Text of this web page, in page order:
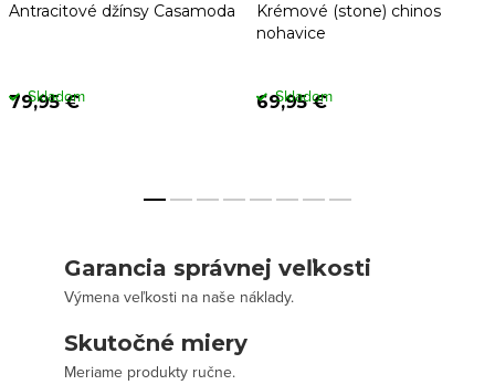
Antracitové džínsy Casamoda
79,95 €
Skladom
Krémové (stone) chinos
nohavice
69,95 €
Skladom
Garancia správnej veľkosti
Výmena veľkosti na naše náklady.
Skutočné miery
Meriame produkty ručne.